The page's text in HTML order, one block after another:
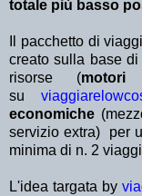
totale più basso
Il pacchetto di
creato sulla base
risorse (
su
economiche
servizio extra)
per
minima di n. 2
L'idea targata by